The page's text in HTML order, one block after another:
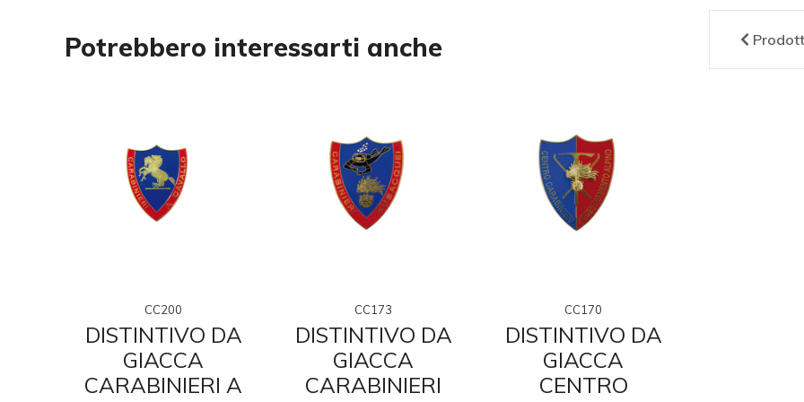
Potrebbero interessarti anche
CC200
DISTINTIVO DA
GIACCA
CARABINIERI A
CC173
DISTINTIVO DA
GIACCA
CARABINIERI
CC170
DISTINTIVO DA
GIACCA
CENTRO